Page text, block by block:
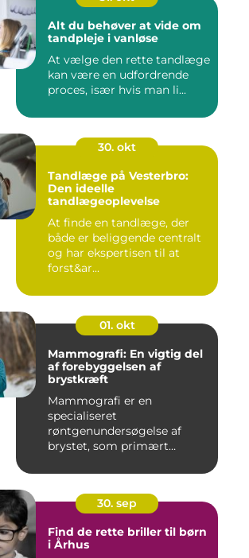
Alt du behøver at vide om
tandpleje i vanløse
At vælge den rette tandlæge
kan være en udfordrende
proces, især hvis man li...
30. okt
Tandlæge på Vesterbro:
Den ideelle
tandlægeoplevelse
At finde en tandlæge, der
både er beliggende centralt
og har ekspertisen til at
forst&ar...
01. okt
Mammografi: En vigtig del
af forebyggelsen af
brystkræft
Mammografi er en
specialiseret
røntgenundersøgelse af
brystet, som primært
30. sep
Find de rette briller til børn
i Århus